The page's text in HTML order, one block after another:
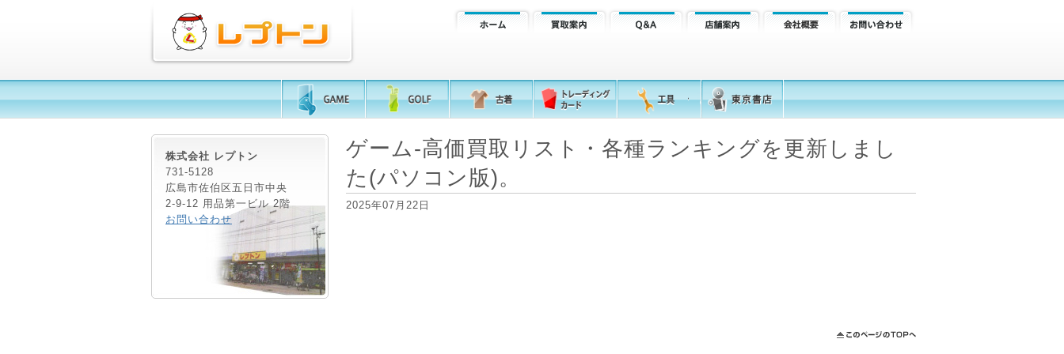
株式会社 レプトン
731-5128
広島市佐伯区五日市中央
2-9-12 用品第一ビル 2階
お問い合わせ
ゲーム-高価買取リスト・各種ランキングを更新しまし
た(パソコン版)。
2025年07月22日